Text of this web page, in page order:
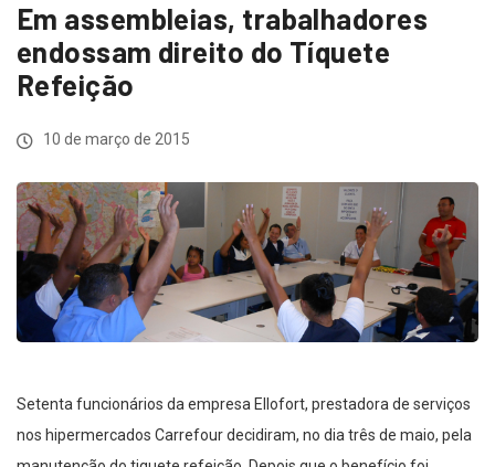
Em assembleias, trabalhadores
endossam direito do Tíquete
Refeição
10 de março de 2015
Setenta funcionários da empresa Ellofort, prestadora de serviços
nos hipermercados Carrefour decidiram, no dia três de maio, pela